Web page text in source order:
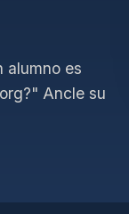
alumno es
Ancle su